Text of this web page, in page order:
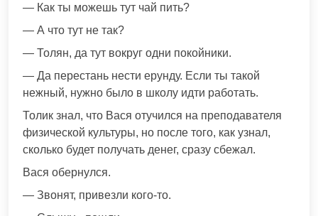
— Как ты можешь тут чай пить?
— А что тут не так?
— Толян, да тут вокруг одни покойники.
— Да перестань нести ерунду. Если ты такой
нежный, нужно было в школу идти работать.
Толик знал, что Вася отучился на преподавателя
физической культуры, но после того, как узнал,
сколько будет получать денег, сразу сбежал.
Вася обернулся.
— Звонят, привезли кого-то.